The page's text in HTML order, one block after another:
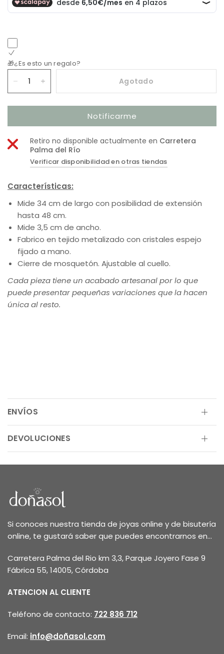
🎁¿Es esto un regalo?
Agotado
Notificarme
Retiro no disponible actualmente en Carretera
Palma del Río
Verificar disponibilidad en otras tiendas
Características:
Mide 34 cm de largo con posibilidad de extensión
hasta 48 cm.
Mide 3,5 cm de ancho.
Fabrico en tejido metalizado con cristales espejo
fijado a mano.
Cierre de mosquetón. Ajustable al cuello.
Cada pieza tiene un acabado artesanal por lo que
puede presentar pequeñas variaciones que la hacen
única al resto.
ENVÍOS
DEVOLUCIONES
Si conoces nuestra tienda de joyas online y de bisutería
online, te gustará saber que puedes encontrarnos en...
Carretera Palma del Rio km 3,3, Parque Joyero Fase 9
Fábrica 55, 14005, Córdoba
ATENCION AL CLIENTE
Teléfono de contacto: 722 836 712
Email: info@doñasol.com